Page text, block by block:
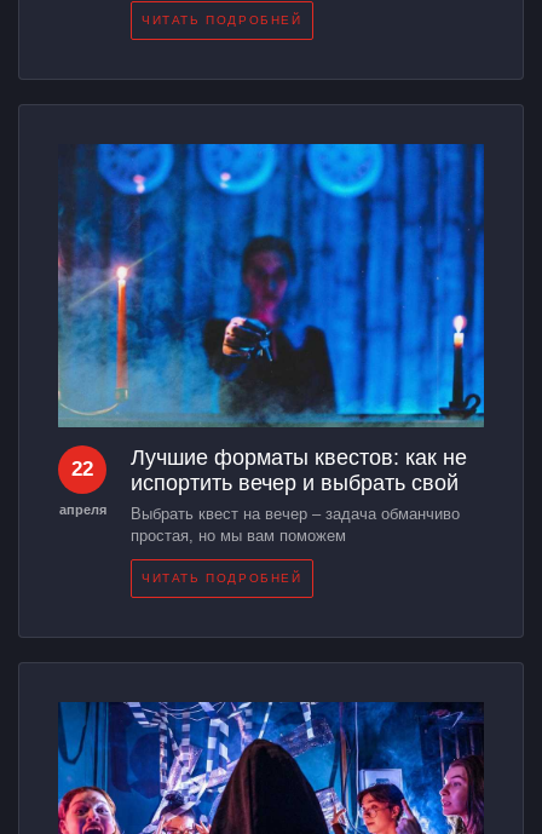
ЧИТАТЬ ПОДРОБНЕЙ
22
апреля
Лучшие форматы квестов: как не
испортить вечер и выбрать свой
Выбрать квест на вечер – задача обманчиво
простая, но мы вам поможем
ЧИТАТЬ ПОДРОБНЕЙ